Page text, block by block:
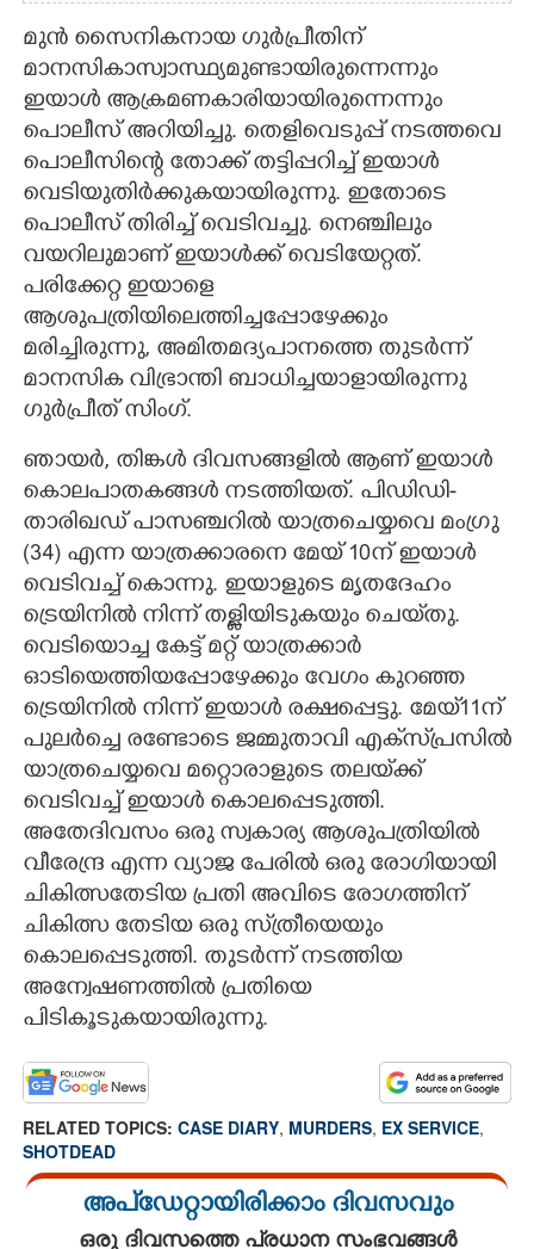
മുൻ സൈനികനായ ഗുർപ്രീതിന്
മാനസികാസ്വാസ്ഥ്യമുണ്ടായിരുന്നെന്നും
ഇയാൾ ആക്രമണകാരിയായിരുന്നെന്നും
പൊലീസ് അറിയിച്ചു. തെളിവെടുപ്പ് നടത്തവെ
പൊലീസിന്റെ തോക്ക് തട്ടിപ്പറിച്ച് ഇയാൾ
വെടിയുതിർക്കുകയായിരുന്നു. ഇതോടെ
പൊലീസ് തിരിച്ച് വെടിവച്ചു. നെഞ്ചിലും
വയറിലുമാണ് ഇയാൾക്ക് വെടിയേറ്റത്.
പരിക്കേറ്റ ഇയാളെ
ആശുപത്രിയിലെത്തിച്ചപ്പോഴേക്കും
മരിച്ചിരുന്നു,​ അമിതമദ്യപാനത്തെ തുടർന്ന്
മാനസിക വിഭ്രാന്തി ബാധിച്ചയാളായിരുന്നു
ഗുർപ്രീത് സിംഗ്.
ഞായർ,​ തിങ്കൾ ദിവസങ്ങളിൽ ആണ് ഇയാൾ
കൊലപാതകങ്ങൾ നടത്തിയത്. പിഡിഡി-
താരിഖഡ് പാസഞ്ചറിൽ യാത്രചെയ്യവെ മംഗ്രു
(34)​ എന്ന യാത്രക്കാരനെ മേയ് 10ന് ഇയാൾ
വെടിവച്ച് കൊന്നു. ഇയാളുടെ മൃതദേഹം
ട്രെയിനിൽ നിന്ന് തള്ളിയിടുകയും ചെയ്‌തു.
വെടിയൊച്ച കേട്ട് മറ്റ് യാത്രക്കാർ
ഓടിയെത്തിയപ്പോഴേക്കും വേഗം കുറഞ്ഞ
ട്രെയിനിൽ നിന്ന് ഇയാൾ രക്ഷപ്പെട്ടു. മേയ്11ന്
പുലർച്ചെ രണ്ടോടെ ജമ്മുതാവി എക്‌സ്‌പ്രസിൽ
യാത്രചെയ്യവെ മറ്റൊരാളുടെ തലയ്‌ക്ക്
വെടിവച്ച് ഇയാൾ കൊലപ്പെടുത്തി.
അതേദിവസം ഒരു സ്വകാര്യ ആശുപത്രിയിൽ
വീരേന്ദ്ര എന്ന വ്യാജ പേരിൽ ഒരു രോഗിയായി
ചികിത്സതേടിയ പ്രതി അവിടെ രോഗത്തിന്
ചികിത്സ തേടിയ ഒരു സ്‌ത്രീയെയും
കൊലപ്പെടുത്തി. തുടർന്ന് നടത്തിയ
അന്വേഷണത്തിൽ പ്രതിയെ
പിടികൂടുകയായിരുന്നു.
RELATED TOPICS: CASE DIARY, MURDERS, EX SERVICE,
SHOTDEAD
അപ്ഡേറ്റായിരിക്കാം ദിവസവും
ഒരു ദിവസത്തെ പ്രധാന സംഭവങ്ങൾ